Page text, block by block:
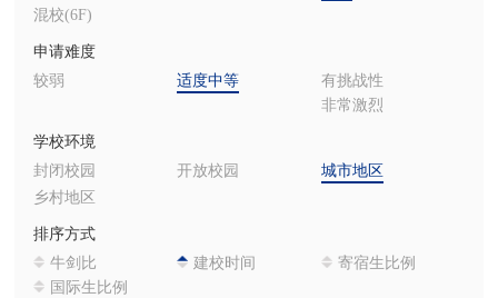
混校(6F)
申请难度
较弱
适度中等
有挑战性
非常激烈
学校环境
封闭校园
开放校园
城市地区
乡村地区
排序方式
牛剑比
建校时间
寄宿生比例
国际生比例